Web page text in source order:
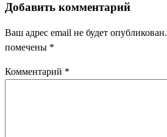
Добавить комментарий
Ваш адрес email не будет опубликован.
помечены *
Комментарий *